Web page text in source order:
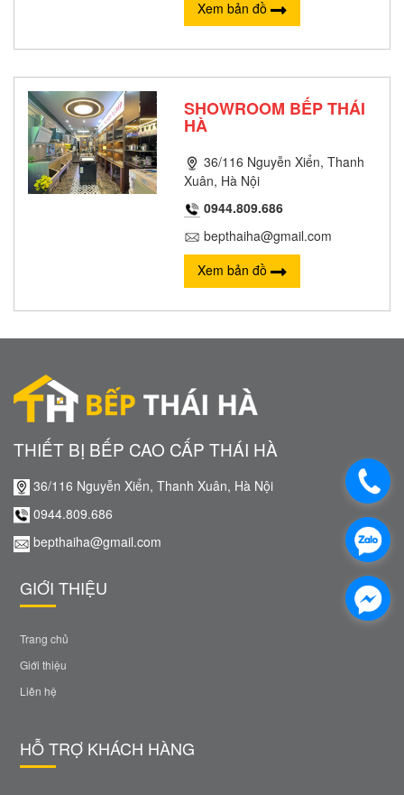
Xem bản đồ
SHOWROOM BẾP THÁI
HÀ
36/116 Nguyễn Xiển, Thanh
Xuân, Hà Nội
0944.809.686
bepthaiha@gmail.com
Xem bản đồ
THIẾT BỊ BẾP CAO CẤP THÁI HÀ
36/116 Nguyễn Xiển, Thanh Xuân, Hà Nội
0944.809.686
bepthaiha@gmail.com
GIỚI THIỆU
Trang chủ
Giới thiệu
Liên hệ
HỖ TRỢ KHÁCH HÀNG